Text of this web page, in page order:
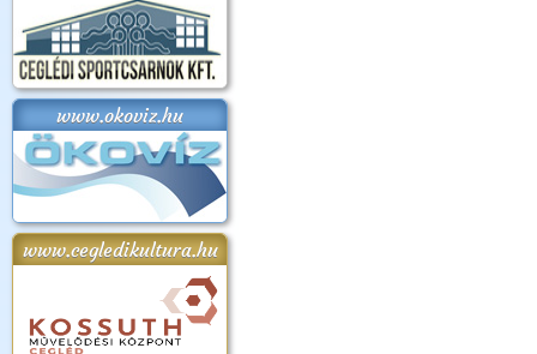
www.okoviz.hu
www.cegledikultura.hu
2018.
Kossuth Toborzó
Ünnepély
Szent István Ünnepe